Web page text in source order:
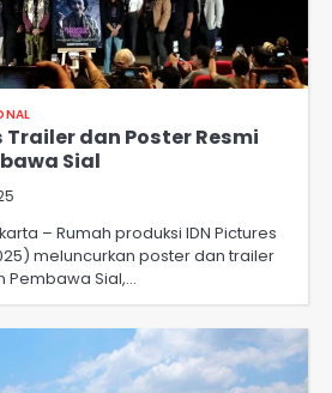
Trailer dan Poster Resmi
Sial
– Rumah produksi IDN Pictures
meluncurkan poster dan trailer
Pembawa Sial,…